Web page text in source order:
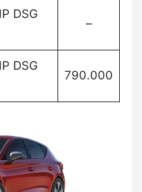
DSG
–
DSG
790.000